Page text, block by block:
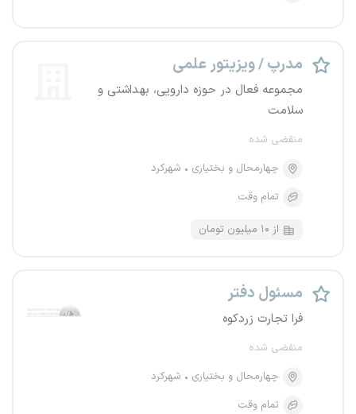
مدرپ / ویزیتور علمی
مجموعه فعال در حوزه دارویی، بهداشتی و
سلامت
منقضی شده
چهارمحال و بختیاری
شهرکرد
تمام وقت
از ۱۰ میلیون تومان
مسئول دفتر
فرا تجارت زردکوه
منقضی شده
چهارمحال و بختیاری
شهرکرد
تمام وقت